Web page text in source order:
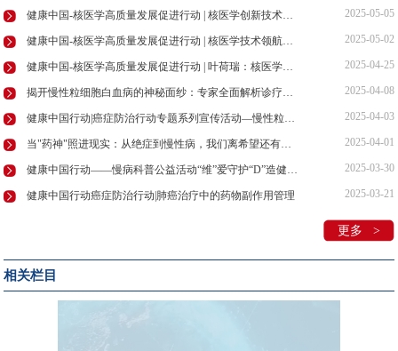
2025-05-05
2025-05-02
2025-04-25
2025-04-08
2025-04-03
2025-04-01
2025-03-30
健康中国行动癌症防治行动|肺癌治疗中的药物副作用管理 2025-03-21
更多 >
相关栏目